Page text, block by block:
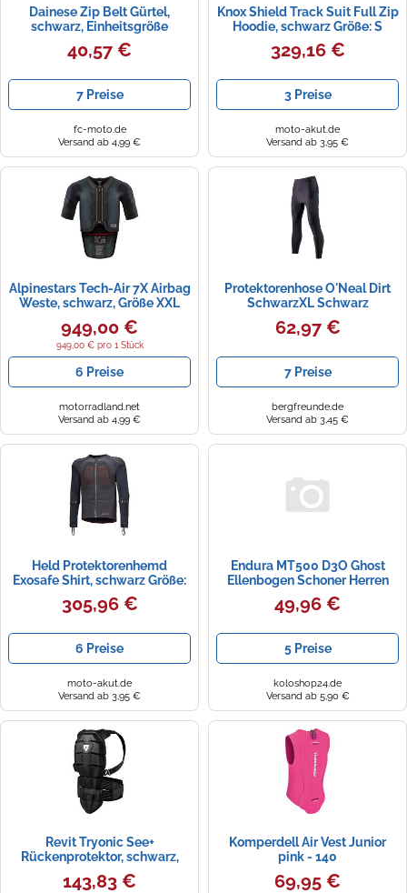
Dainese Zip Belt Gürtel,
schwarz, Einheitsgröße
40,57 €
7 Preise
fc-moto.de
Versand ab 4,99 €
Knox Shield Track Suit Full Zip
Hoodie, schwarz Größe: S
329,16 €
3 Preise
moto-akut.de
Versand ab 3,95 €
Alpinestars Tech-Air 7X Airbag
Weste, schwarz, Größe XXL
949,00 €
949,00 € pro 1 Stück
6 Preise
motorradland.net
Versand ab 4,99 €
Protektorenhose O'Neal Dirt
SchwarzXL Schwarz
62,97 €
7 Preise
bergfreunde.de
Versand ab 3,45 €
Held Protektorenhemd
Exosafe Shirt, schwarz Größe:
305,96 €
6 Preise
moto-akut.de
Versand ab 3,95 €
Endura MT500 D3O Ghost
Ellenbogen Schoner Herren
schwarz M/L
49,96 €
5 Preise
koloshop24.de
Versand ab 5,90 €
Revit Tryonic See+
Rückenprotektor, schwarz,
Größe 3
143,83 €
Komperdell Air Vest Junior
pink - 140
69,95 €